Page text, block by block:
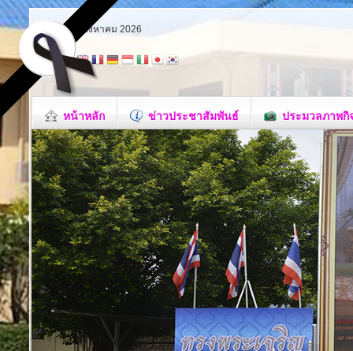
อาทิตย์ 9 สิงหาคม 2026
หน้าหลัก ข่าวประชาสัมพันธ์ ประมวลภาพกิ